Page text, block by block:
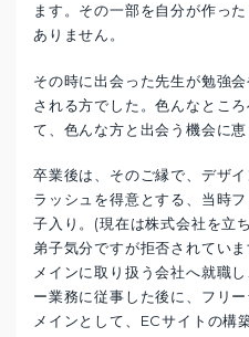
ます。その一部を自分が作っ
ありません。
その時に出会った先生が勉強
される方でした。色んなとこ
て、色んな方と出会う機会に恵
卒業後は、そのご縁で、デザ
ラッシュを得意とする、当時
子入り。(現在は株式会社を立
弟子気分ですが拒否されてい
メインに取り扱う会社へ就職
ー業務に従事した後に、フリ
メインとして、ECサイトの構